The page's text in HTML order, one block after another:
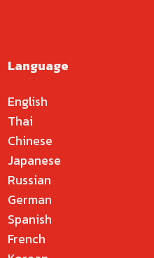
Language
English
Thai
Chinese
Japanese
Russian
German
Spanish
French